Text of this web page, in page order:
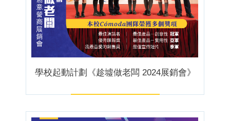
學校起動計劃《趁墟做老闆 2024展銷會》